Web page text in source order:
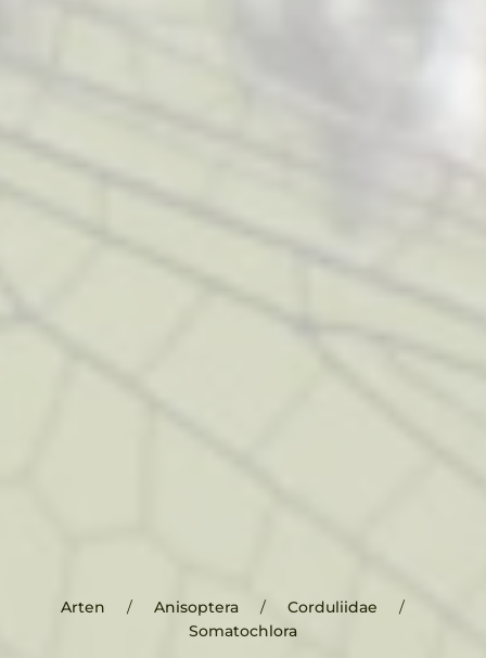
Arten Anisoptera
Corduliidae
Somatochlora